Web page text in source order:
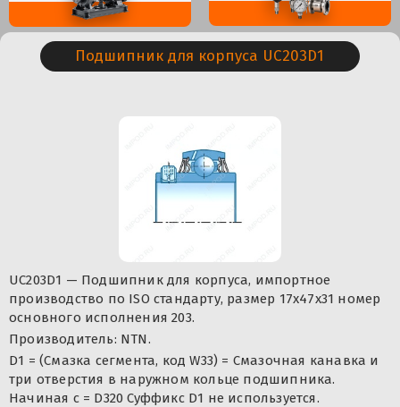
Подшипник для корпуса UC203D1
UC203D1 — Подшипник для корпуса, импортное
производство по ISO стандарту, размер 17x47x31 номер
основного исполнения 203.
Производитель: NTN.
D1 = (Смазка сегмента, код W33) = Смазочная канавка и
три отверстия в наружном кольце подшипника.
Начиная с = D320 Суффикс D1 не используется.